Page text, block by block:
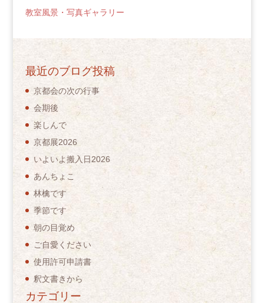
教室風景・写真ギャラリー
最近のブログ投稿
京都会の次の行事
会期後
楽しんで
京都展2026
いよいよ搬入日2026
あんちょこ
林檎です
季節です
朝の目覚め
ご自愛ください
使用許可申請書
釈文書きから
カテゴリー